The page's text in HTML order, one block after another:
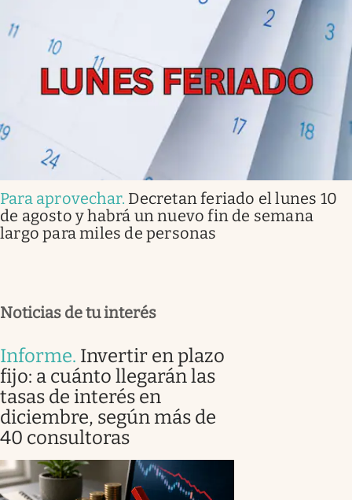
Para aprovechar. Decretan feriado el lunes 10
de agosto y habrá un nuevo fin de semana
largo para miles de personas
Noticias de tu interés
Informe. Invertir en plazo
fijo: a cuánto llegarán las
tasas de interés en
diciembre, según más de
40 consultoras